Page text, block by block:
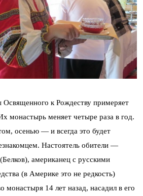
Освященного к Рождеству примеряет
монастырь меняет четыре раза в год.
осенью — и всегда это будет
Настоятель обители —
американец с русскими
(в Америке это не редкость)
монастыря 14 лет назад, насадил в его